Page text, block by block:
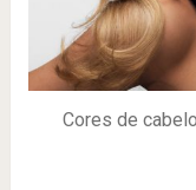
Cores de